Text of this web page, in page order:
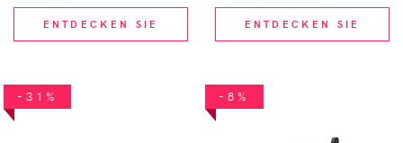
ENTDECKEN SIE ENTDECKEN SIE
-31% -8%